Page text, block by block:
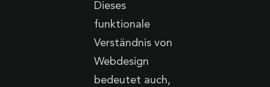
Dieses
funktionale
Verständnis von
Webdesign
bedeutet auch,